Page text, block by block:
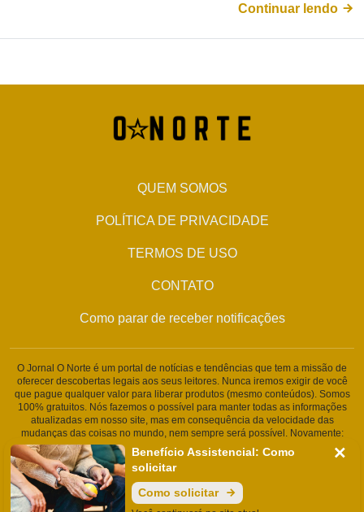
Benefício Assistencial: Como
solicitar
Como solicitar
Continuar lendo
QUEM SOMOS
POLÍTICA DE PRIVACIDADE
TERMOS DE USO
CONTATO
Como parar de receber notificações
O Jornal O Norte é um portal de notícias e tendências que tem a missão de
oferecer descobertas legais aos seus leitores. Nunca iremos exigir de você
que pague qualquer valor para liberar produtos (mesmo conteúdos). Somos
100% gratuitos. Nós fazemos o possível para manter todas as informações
atualizadas em nosso site, mas em consequência da velocidade das
mudanças das coisas no mundo, nem sempre será possível. Novamente:
Nunca solicitamos nenhuma informação pessoal ou qualquer tipo de
cobrança. Somos um portal de conteúdo jornalístico. Caso isso aconteça,
entre em contato conosco imediatamente.